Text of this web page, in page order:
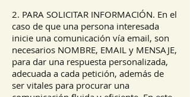
2. PARA SOLICITAR INFORMACIÓN. En el
caso de que una persona interesada
inicie una comunicación vía email, son
necesarios NOMBRE, EMAIL y MENSAJE,
para dar una respuesta personalizada,
adecuada a cada petición, además de
ser vitales para procurar una